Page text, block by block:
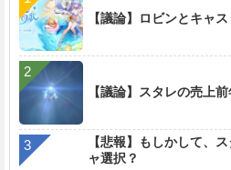
【議論】ロビンとキャ
【議論】スタレの売上
【悲報】もしかして、
ャ選択？